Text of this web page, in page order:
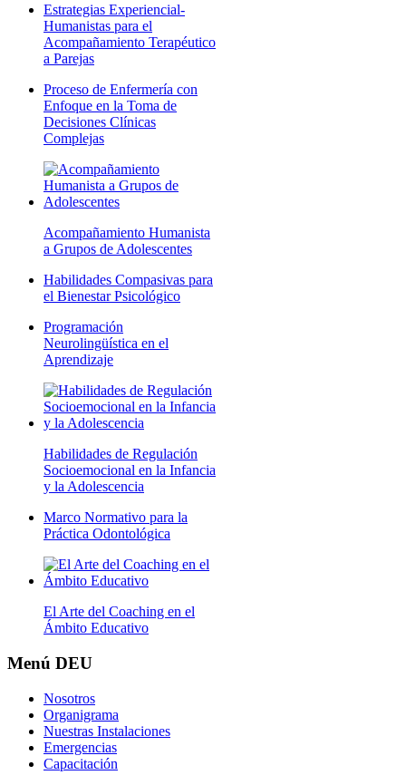
Estrategias Experiencial-
Humanistas para el
Acompañamiento Terapéutico
a Parejas
Proceso de Enfermería con
Enfoque en la Toma de
Decisiones Clínicas
Complejas
Acompañamiento Humanista
a Grupos de Adolescentes
Habilidades Compasivas para
el Bienestar Psicológico
Programación
Neurolingüística en el
Aprendizaje
Habilidades de Regulación
Socioemocional en la Infancia
y la Adolescencia
Marco Normativo para la
Práctica Odontológica
El Arte del Coaching en el
Ámbito Educativo
Menú DEU
Nosotros
Organigrama
Nuestras Instalaciones
Emergencias
Capacitación